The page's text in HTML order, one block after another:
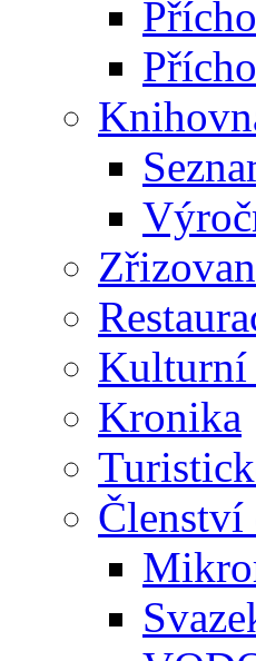
Kulturní
Kronika
Členství